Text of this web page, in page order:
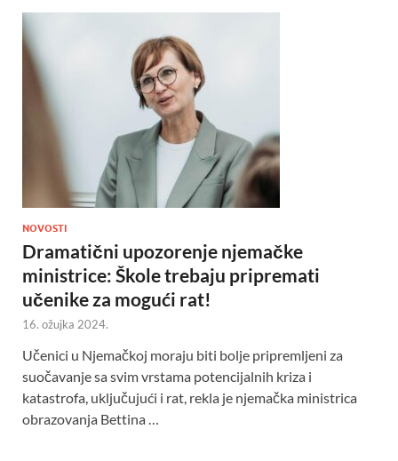
NOVOSTI
Dramatični upozorenje njemačke
ministrice: Škole trebaju pripremati
učenike za mogući rat!
16. ožujka 2024.
Učenici u Njemačkoj moraju biti bolje pripremljeni za
suočavanje sa svim vrstama potencijalnih kriza i
katastrofa, uključujući i rat, rekla je njemačka ministrica
obrazovanja Bettina …